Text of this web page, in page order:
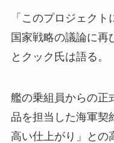
「このプロジェク
国家戦略の議論に再
とクック氏は語る。
艦の乗組員からの正
品を担当した海軍契
高い仕上がり」との